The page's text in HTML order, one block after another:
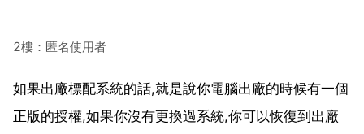
2樓：匿名使用者
如果出廠標配系統的話,就是說你電腦出廠的時候有一個
正版的授權,如果你沒有更換過系統,你可以恢復到出廠